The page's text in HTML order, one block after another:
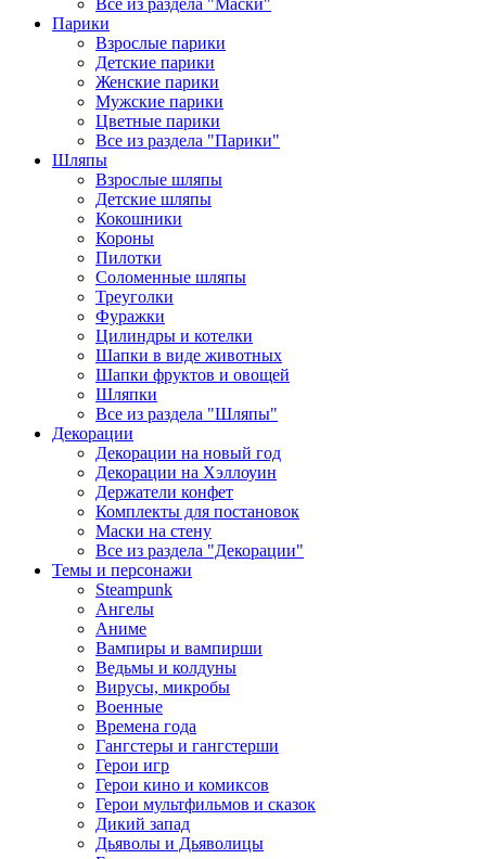
Все из раздела "Маски"
Парики
Взрослые парики
Детские парики
Женские парики
Мужские парики
Цветные парики
Все из раздела "Парики"
Шляпы
Взрослые шляпы
Детские шляпы
Кокошники
Короны
Пилотки
Соломенные шляпы
Треуголки
Фуражки
Цилиндры и котелки
Шапки в виде животных
Шапки фруктов и овощей
Шляпки
Все из раздела "Шляпы"
Декорации
Декорации на новый год
Декорации на Хэллоуин
Держатели конфет
Комплекты для постановок
Маски на стену
Все из раздела "Декорации"
Темы и персонажи
Steampunk
Ангелы
Аниме
Вампиры и вампирши
Ведьмы и колдуны
Вирусы, микробы
Военные
Времена года
Гангстеры и гангстерши
Герои игр
Герои кино и комиксов
Герои мультфильмов и сказок
Дикий запад
Дьяволы и Дьяволицы